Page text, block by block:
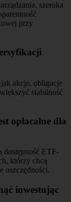
szeroka
przy
akcje, obligacje
stabilność
opłacalne dla
dostępność ETF-
którzy chcą
oszczędności.
inwestując